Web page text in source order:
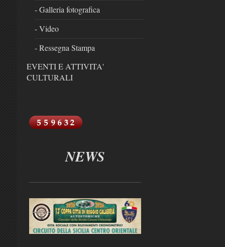
- Galleria fotografica
- Video
- Ressegna Stampa
EVENTI E ATTIVITA'
CULTURALI
NEWS